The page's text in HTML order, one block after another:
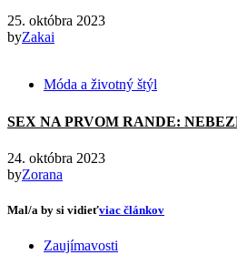
25. októbra 2023
byZakai
Móda a životný štýl
SEX NA PRVOM RANDE:
24. októbra 2023
byZorana
Mal/a by si vidieťviac článkov
Zaujímavosti